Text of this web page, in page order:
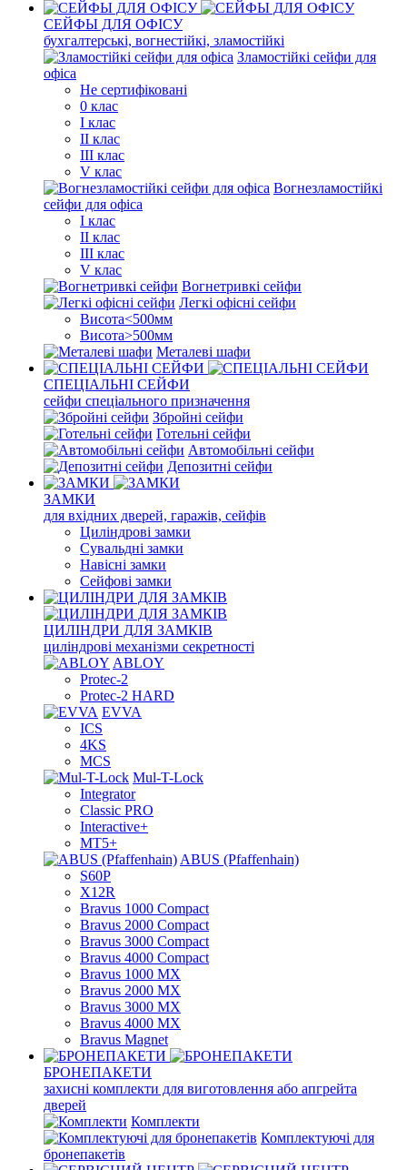
СЕЙФЫ ДЛЯ ОФІСУ
бухгалтерські, вогнестійкі, зламостійкі
Зламостійкі сейфи для
офіса
Не сертифіковані
0 клас
I клас
II клас
III клас
V клас
Вогнезламостійкі
сейфи для офіса
I клас
II клас
III клас
V клас
Вогнетривкі сейфи
Легкі офісні сейфи
Висота<500мм
Висота>500мм
Металеві шафи
СПЕЦІАЛЬНІ СЕЙФИ
сейфи спеціального призначення
Збройні сейфи
Готельні сейфи
Автомобільні сейфи
Депозитні сейфи
ЗАМКИ
для вхідних дверей, гаражів, сейфів
Циліндрові замки
Сувальдні замки
Навісні замки
Сейфові замки
ЦИЛІНДРИ ДЛЯ ЗАМКІВ
циліндрові механізми секретності
ABLOY
Protec-2
Protec-2 HARD
EVVA
ICS
4KS
MCS
Mul-T-Lock
Integrator
Classic PRO
Interactive+
MT5+
ABUS (Pfaffenhain)
S60P
X12R
Bravus 1000 Compact
Bravus 2000 Compact
Bravus 3000 Compact
Bravus 4000 Compact
Bravus 1000 MX
Bravus 2000 MX
Bravus 3000 MX
Bravus 4000 MX
Bravus Magnet
БРОНЕПАКЕТИ
захисні комплекти для виготовлення або апгрейта
дверей
Комплекти
Комплектуючі для
бронепакетів